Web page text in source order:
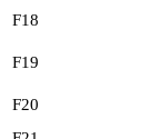
F18
F19
F20